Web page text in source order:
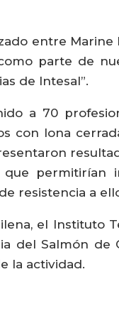
entre Marine
parte de
de Intesal”.
a 70
con lona
resistencia a
el Instituto
Salmón de
la actividad.